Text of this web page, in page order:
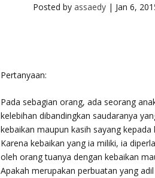
Posted by assaedy| Jan 6,
Pertanyaan:
Pada sebagian orang, ada seorang
kelebihan dibandingkan saudaranya
kebaikan maupun kasih sayang
Karena kebaikan yang ia miliki, ia
oleh orang tuanya dengan kebaikan
Apakah merupakan perbuatan yang